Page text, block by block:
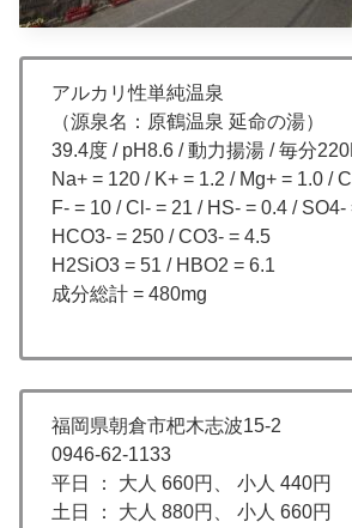
アルカリ性単純温泉
（源泉名：原鶴温泉 延命の湯）
39.4度 / pH8.6 / 動力揚湯 / 毎分
Na+ = 120 / K+ = 1.2 / Mg+ = 1.0 /
F- = 10 / Cl- = 21 / HS- = 0.4 / SO4-
HCO3- = 250 / CO3- = 4.5
H2SiO3 = 51 / HBO2 = 6.1
成分総計 = 480mg
福岡県朝倉市杷木志波15-2
0946-62-1133
平日 ： 大人 660円、 小人 440円
土日 ： 大人 880円、 小人 660円